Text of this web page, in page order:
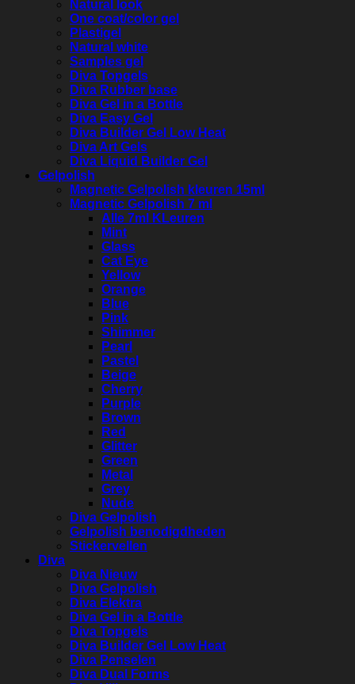
Natural look
One coat/color gel
Plastigel
Natural white
Samples gel
Diva Topgels
Diva Rubber base
Diva Gel in a Bottle
Diva Easy Gel
Diva Builder Gel Low Heat
Diva Art Gels
Diva Liquid Builder Gel
Gelpolish
Magnetic Gelpolish kleuren 15ml
Magnetic Gelpolish 7 ml
Alle 7ml KLeuren
Mint
Glass
Cat Eye
Yellow
Orange
Blue
Pink
Shimmer
Pearl
Pastel
Beige
Cherry
Purple
Brown
Red
Glitter
Green
Metal
Grey
Nude
Diva Gelpolish
Gelpolish benodigdheden
Stickervellen
Diva
Diva Nieuw
Diva Gelpolish
Diva Elektra
Diva Gel in a Bottle
Diva Topgels
Diva Builder Gel Low Heat
Diva Penselen
Diva Dual Forms